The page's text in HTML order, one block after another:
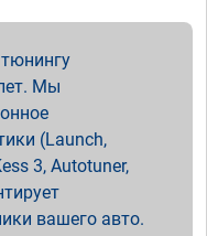
Мы
(Launch,
3, Autotuner,
вашего авто.